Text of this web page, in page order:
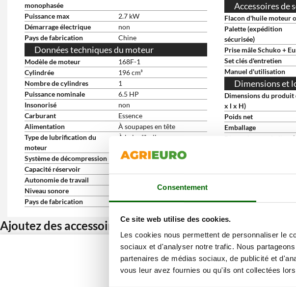
Consentement
Ce site web utilise des cookies.
Les cookies nous permettent de personnaliser le
sociaux et d'analyser notre trafic. Nous
partenaires de médias sociaux, de publicité et
vous leur avez fournies ou qu'ils ont collectées
monophasée
Puissance max
2.7 kW
Démarrage électrique
non
Pays de fabrication
Chine
Données techniques du moteur
Modèle de moteur
168F-1
Cylindrée
196 cm³
Nombre de cylindres
1
Puissance nominale
6.5 HP
Insonorisé
non
Carburant
Essence
Alimentation
À soupapes en tête
Type de lubrification du
moteur
À bain d'huile
Système de décompression
Automatique
Capacité réservoir
Autonomie de travail
Niveau sonore
Pays de fabrication
Chine
Accessoires de
Flacon d'huile moteur
Palette (expédition
sécurisée)
Prise mâle Schuko +
Set clés d'entretien
Manuel d'utilisation
Dimensions et
Dimensions du produit
x l x H)
Poids net
Emballage
Dimensions
Ajoutez des accessoires et bénéficiez d’une remise